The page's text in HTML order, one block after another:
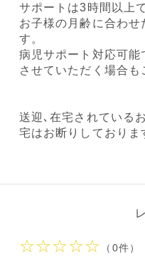
サポートは3時間以上
お子様の月齢に合わせ
す。
病児サポート対応可能
させていただく場合も
送迎､在宅されている
宅はお断りしておりま
☆☆☆☆☆ （0件）